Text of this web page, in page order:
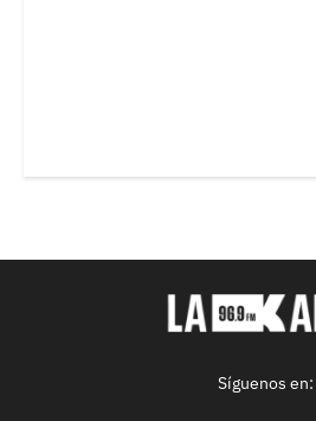
Síguenos en: